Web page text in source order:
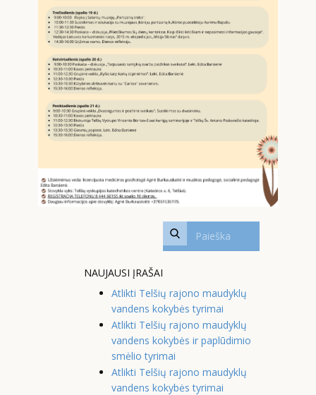
NAUJAUSI ĮRAŠAI
Atlikti Telšių rajono maudyklų
vandens kokybės tyrimai
Atlikti Telšių rajono maudyklų
vandens kokybės ir paplūdimio
smėlio tyrimai
Atlikti Telšių rajono maudyklų
vandens kokybės tyrimai